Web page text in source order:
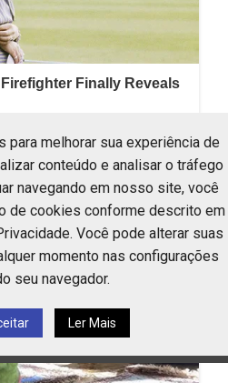
para melhorar sua experiência de
conteúdo e analisar o tráfego
navegando em nosso site, você
de cookies conforme descrito em
Você pode alterar suas
momento nas configurações
seu navegador.
Ler Mais